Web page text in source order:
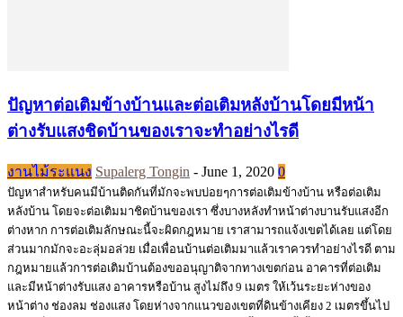
ปัญหาต่อเติมข้างบ้านและต่อเติมหลังบ้านโดยมีหน้า
ต่างรับแสงชิดบ้านของเราจะทำอย่างไรดี
งานไม้ระแนง Supalerg Tongin - June 1, 2020 0
ปัญหาสำหรับคนมีบ้านติดกันที่มักจะพบบ่อยๆการต่อเติมข้างบ้าน หรือต่อเติม
หลังบ้าน โดยจะต่อเติมมาชิดบ้านของเรา ซึ่งบางหลังทำหน้าต่างบานรับแสงอีก
ต่างหาก การต่อเติมลักษณะนี้จะผิดกฎหมาย เราสามารถแจ้งเขตได้เลย แต่โดย
ส่วนมากมักจะอะลุ่มอล่วย เมื่อเพื่อนบ้านต่อเติมมาแล้วเราควรทำอย่างไรดี ตาม
กฎหมายแล้วการต่อเติมบ้านต้องขออนุญาติจากทางเขตก่อน อาคารที่ต่อเติม
และมีหน้าต่างรับแสง อาคารหรือบ้าน สูงไม่ถึง 9 เมตร ให้เว้นระยะห่างของ
หน้าต่าง ช่องลม ช่องแสง โดยห่างจากแนวของเขตที่ดินข้างเคียง 2 เมตรขึ้นไป